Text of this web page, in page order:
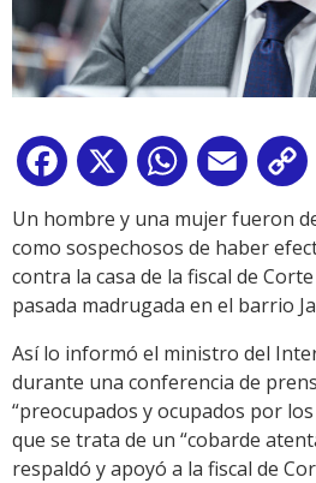
Facebook
X WhatsApp
Email
Un hombre y una mujer fueron
como sospechosos de haber
contra la casa de la fiscal de
pasada madrugada en el barrio
Así lo informó el ministro del
durante una conferencia de
“preocupados y ocupados por
que se trata de un “cobarde
respaldó y apoyó a la fiscal de